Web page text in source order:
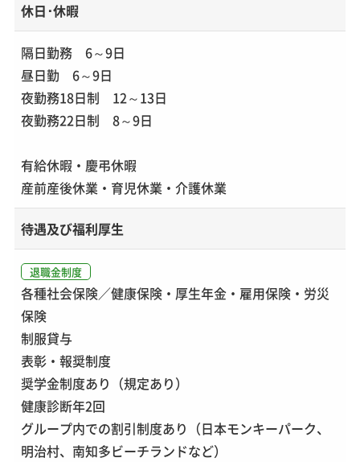
休日･休暇
隔日勤務 6～9日
昼日勤 6～9日
夜勤務18日制 12～13日
夜勤務22日制 8～9日
有給休暇・慶弔休暇
産前産後休業・育児休業・介護休業
待遇及び福利厚生
退職金制度
各種社会保険／健康保険・厚生年金・雇用保険・労災
保険
制服貸与
表彰・報奨制度
奨学金制度あり（規定あり）
健康診断年2回
グループ内での割引制度あり（日本モンキーパーク、
明治村、南知多ビーチランドなど）